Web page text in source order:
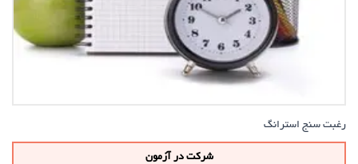
رغبت سنج استرانگ
شرکت در آزمون